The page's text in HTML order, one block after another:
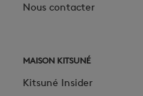
Nous contacter
MAISON KITSUNÉ
Kitsuné Insider